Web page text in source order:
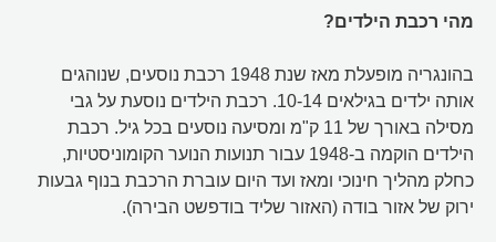
מהי רכבת הילדים?
בהונגריה מופעלת מאז שנת 1948 רכבת נוסעים, שנוהגים
אותה ילדים בגילאים 10-14. רכבת הילדים נוסעת על גבי
מסילה באורך של 11 ק"מ ומסיעה נוסעים בכל גיל. רכבת
הילדים הוקמה ב-1948 עבור תנועות הנוער הקומוניסטיות,
כחלק מהליך חינוכי ומאז ועד היום עוברת הרכבת בנוף גבעות
ירוק של אזור בודה (האזור שליד בודפשט הבירה).